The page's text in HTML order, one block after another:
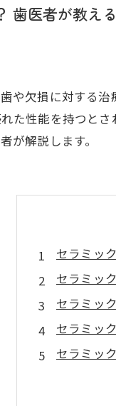
歯医者が教え
や欠損に対する
た性能を持つと
が解説します。
セラミッ
セラミッ
セラミッ
セラミッ
セラミッ